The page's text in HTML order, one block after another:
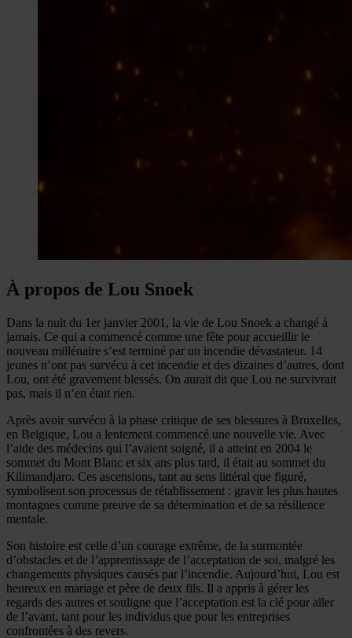
À propos de Lou Snoek
Dans la nuit du 1er janvier 2001, la vie de Lou Snoek a changé à
jamais. Ce qui a commencé comme une fête pour accueillir le
nouveau millénaire s’est terminé par un incendie dévastateur. 14
jeunes n’ont pas survécu à cet incendie et des dizaines d’autres, dont
Lou, ont été gravement blessés. On aurait dit que Lou ne survivrait
pas, mais il n’en était rien.
Après avoir survécu à la phase critique de ses blessures à Bruxelles,
en Belgique, Lou a lentement commencé une nouvelle vie. Avec
l’aide des médecins qui l’avaient soigné, il a atteint en 2004 le
sommet du Mont Blanc et six ans plus tard, il était au sommet du
Kilimandjaro. Ces ascensions, tant au sens littéral que figuré,
symbolisent son processus de rétablissement : gravir les plus hautes
montagnes comme preuve de sa détermination et de sa résilience
mentale.
Son histoire est celle d’un courage extrême, de la surmontée
d’obstacles et de l’apprentissage de l’acceptation de soi, malgré les
changements physiques causés par l’incendie. Aujourd’hui, Lou est
heureux en mariage et père de deux fils. Il a appris à gérer les
regards des autres et souligne que l’acceptation est la clé pour aller
de l’avant, tant pour les individus que pour les entreprises
confrontées à des revers.